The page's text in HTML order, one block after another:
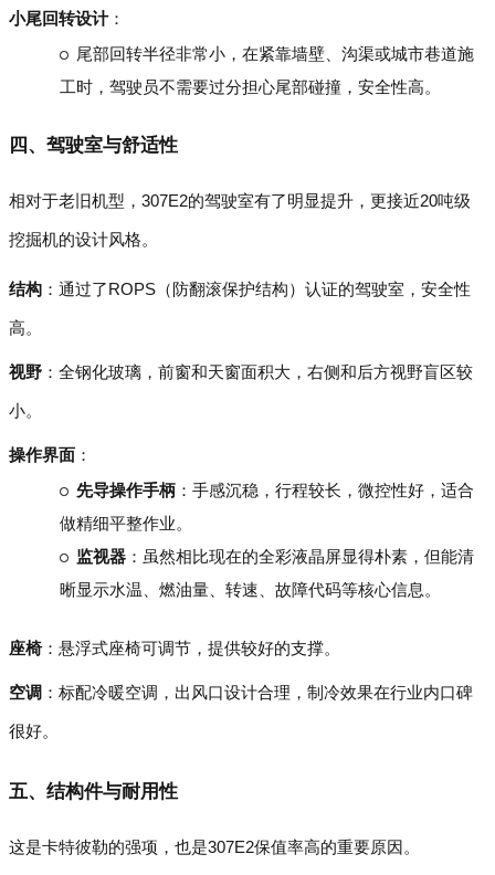
小尾回转设计：
尾部回转半径非常小，在紧靠墙壁、沟渠或城市巷道施
工时，驾驶员不需要过分担心尾部碰撞，安全性高。
四、驾驶室与舒适性
相对于老旧机型，307E2的驾驶室有了明显提升，更接近20吨级
挖掘机的设计风格。
结构 ：通过了ROPS（防翻滚保护结构）认证的驾驶室，安全性
高。
视野 ：全钢化玻璃，前窗和天窗面积大，右侧和后方视野盲区较
小。
操作界面 ：
先导操作手柄 ：手感沉稳，行程较长，微控性好，适合
做精细平整作业。
监视器 ：虽然相比现在的全彩液晶屏显得朴素，但能清
晰显示水温、燃油量、转速、故障代码等核心信息。
座椅：悬浮式座椅可调节，提供较好的支撑。
空调 ：标配冷暖空调，出风口设计合理，制冷效果在行业内口碑
很好。
五、结构件与耐用性
这是卡特彼勒的强项，也是307E2保值率高的重要原因。